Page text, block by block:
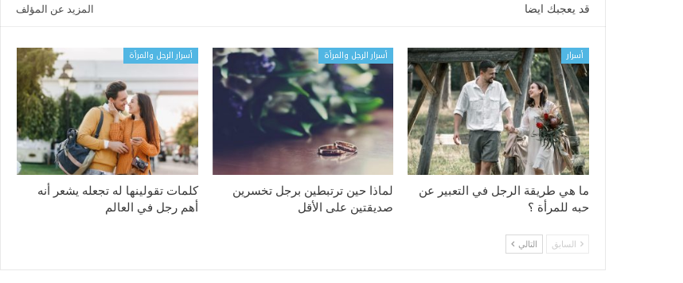
قد يعجبك ايضا المزيد عن المؤلف
أسرار
ما هي طريقة الرجل في التعبير عن
حبه للمرأة ؟
أسرار الرجل والمرأة
لماذا حين ترتبطين برجل تخسرين
صديقتين على الأقل
أسرار الرجل والمرأة
كلمات تقولينها له تجعله يشعر أنه
أهم رجل في العالم
السابق التالي